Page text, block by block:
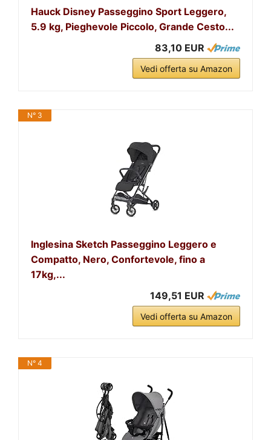
Hauck Disney Passeggino Sport Leggero,
5.9 kg, Pieghevole Piccolo, Grande Cesto...
83,10 EUR
Vedi offerta su Amazon
N° 3
Inglesina Sketch Passeggino Leggero e
Compatto, Nero, Confortevole, fino a
17kg,...
149,51 EUR
Vedi offerta su Amazon
N° 4